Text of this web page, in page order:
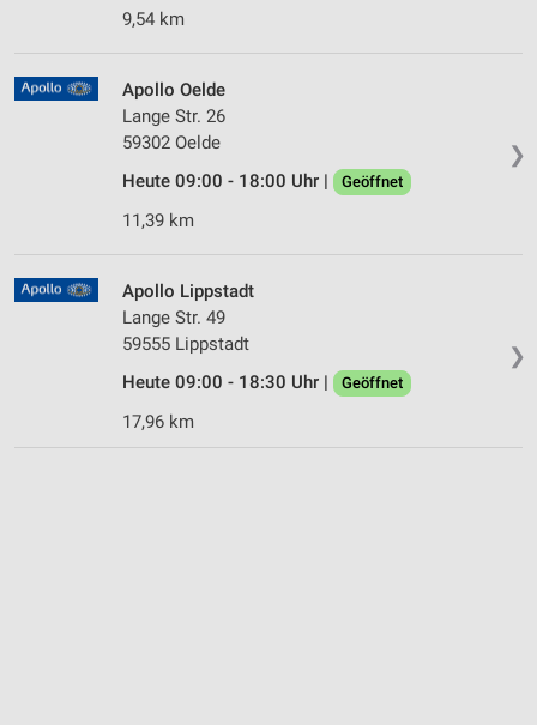
9,54 km
❯
Apollo Oelde
Lange Str. 26
59302 Oelde
Heute 09:00 - 18:00 Uhr |
Geöffnet
11,39 km
❯
Apollo Lippstadt
Lange Str. 49
59555 Lippstadt
Heute 09:00 - 18:30 Uhr |
Geöffnet
17,96 km